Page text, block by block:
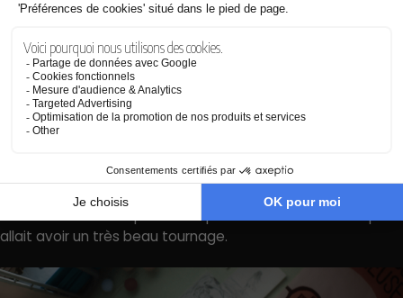
On était bien préparés et le tournage était assez dingue. Il
presque 4 villes différentes avec tout ce que ça implique.
On a eu la chance presque insolente de tomber sur la seule
semaine complètement ensoleillée de juin, ce qui nous a
permis de tourner et de raconter exactement ce qu’on
avait prévu. C’était ma première vraie réalisation et je dois
pas aussi bien et que l’équipe soit déçue. Mais à l’arrivée,
j’ai l’impression qu’à la fin du premier jour, tout le monde
allait avoir un très beau tournage.